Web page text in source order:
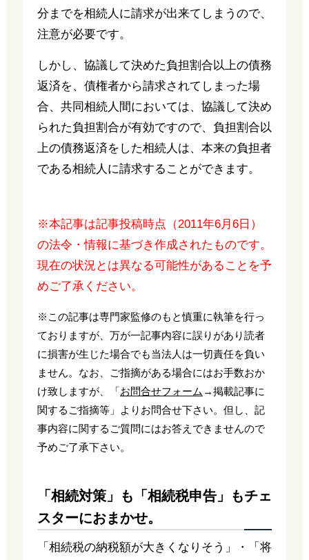
分までを相続人に請求が出来てしまうので、
注意が必要です。
しかし、協議して決めた負担割合以上の債務
返済を、債権者から請求されてしまった場
合、共同相続人間においては、協議して決め
られた負担割合が有効ですので、負担割合以
上の債務返済をした相続人は、本来の負担者
である相続人に請求することができます。
※本記事は記事投稿時点（2011年6月6日）
の法令・情報に基づき作成されたものです。
現在の状況とは異なる可能性があることを予
めご了承ください。
※この記事は専門家監修のもと慎重に執筆を行っ
ておりますが、万が一記事内容に誤りがあり読者
に損害が生じた場合でも当法人は一切責任を負い
ません。なお、ご指摘がある場合にはお手数おか
け致しますが、「お問合せフォーム →掲載記事に
関するご指摘等」よりお問合せ下さい。但し、記
事内容に関するご質問にはお答えできませんので
予めご了承下さい。
「相続対策」も「相続税申告」もチェ
スターにおまかせ。
「相続税の納税額が大きくなりそう」・「将